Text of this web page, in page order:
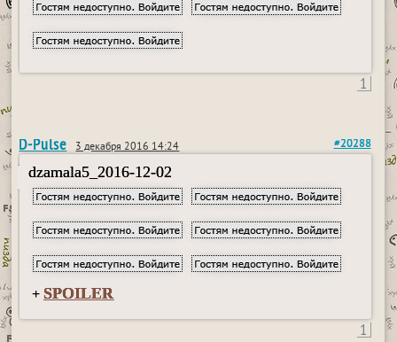
1
D-Pulse 3 декабря 2016 14:24 #20288
dzamala5_2016-12-02
+ SPOILER
1